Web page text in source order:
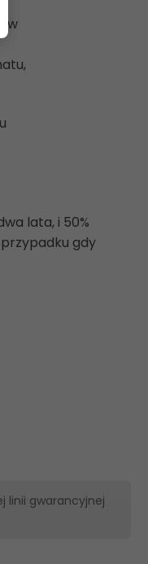
w
lata, i 50%
gdy
linii gwarancyjnej